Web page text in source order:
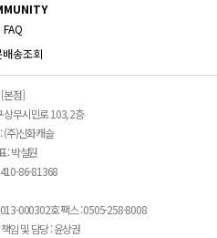
FAQ
송조회
[본점]
상무시민로 103, 2층
(주)신화캐슬
: 박설원
86-81368
000302호 팩스 : 0505-258-8008
임 및 담당 : 윤상권